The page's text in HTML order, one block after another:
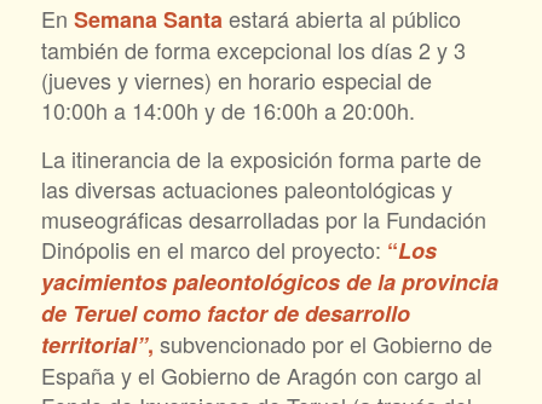
En Semana Santa estará abierta al público
también de forma excepcional los días 2 y 3
(jueves y viernes) en horario especial de
10:00h a 14:00h y de 16:00h a 20:00h.
La itinerancia de la exposición forma parte de
las diversas actuaciones paleontológicas y
museográficas desarrolladas por la Fundación
Dinópolis en el marco del proyecto: “Los
yacimientos paleontológicos de la provincia
de Teruel como factor de desarrollo
territorial”, subvencionado por el Gobierno de
España y el Gobierno de Aragón con cargo al